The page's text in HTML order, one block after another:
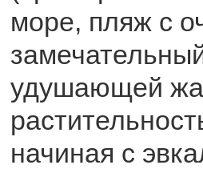
море, пляж с
удушающей
начиная с